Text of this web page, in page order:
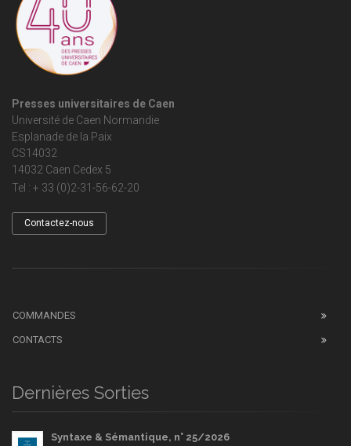
Presses universitaires de Caen
Université de Caen Normandie
Esplanade de la Paix
CS14032
14032 Caen Cedex 5
Tel : + 33 (0)2-31-56-62-20
Contactez-nous
COMMANDES
CONTACTS
Dernières Sorties
Syntaxe & Sémantique, n° 25/2026